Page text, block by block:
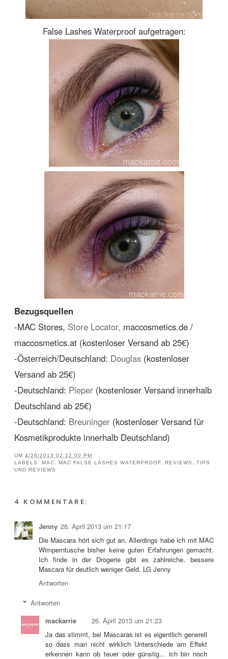
False Lashes Waterproof aufgetragen:
Bezugsquellen
-MAC Stores, Store Locator, maccosmetics.de /
maccosmetics.at (kostenloser Versand ab 25€)
-Österreich/Deutschland: Douglas (kostenloser
Versand ab 25€)
-Deutschland: Pieper (kostenloser Versand innerhalb
Deutschland ab 25€)
-Deutschland: Breuninger (kostenloser Versand für
Kosmetikprodukte innerhalb Deutschland)
UM 4/26/2013 02:12:00 PM
LABELS: MAC MAC FALSE LASHES WATERPROOF REVIEWS
TIPS
UND REVIEWS
4 KOMMENTARE:
Jenny 26. April 2013 um 21:17
Die Mascara hört sich gut an. Allerdings habe ich mit MAC
Wimperntusche bisher keine guten Erfahrungen gemacht.
Ich finde in der Drogerie gibt es zahlreiche, bessere
Mascara für deutlich weniger Geld. LG Jenny
Antworten
Antworten
mackarrie
26. April 2013 um 21:23
Ja das stimmt, bei Mascaras ist es eigentlich generell
so dass man nicht wirklich Unterschiede am Effekt
erkennen kann ob teuer oder günstig... ich bin noch